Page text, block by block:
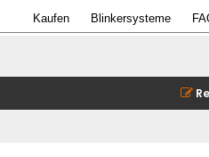
Kaufen Blinkersysteme